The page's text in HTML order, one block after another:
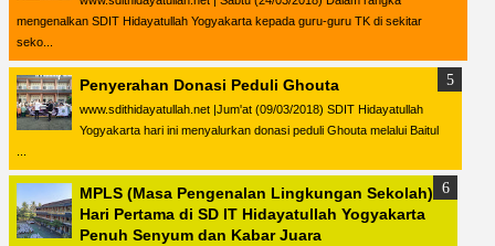
mengenalkan SDIT Hidayatullah Yogyakarta kepada guru-guru TK di sekitar
seko...
Penyerahan Donasi Peduli Ghouta
www.sdithidayatullah.net |Jum'at (09/03/2018) SDIT Hidayatullah
Yogyakarta hari ini menyalurkan donasi peduli Ghouta melalui Baitul
MPLS (Masa Pengenalan Lingkungan Sekolah)
Hari Pertama di SD IT Hidayatullah Yogyakarta
Penuh Senyum dan Kabar Juara